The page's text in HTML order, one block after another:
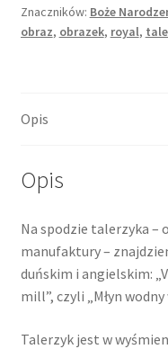
Znaczników: Boże
obraz, obrazek, royal,
Opis
Opis
Na spodzie talerzyka –
manufaktury –
duńskim i angielskim:
mill”, czyli „Młyn wodny
Talerzyk jest w